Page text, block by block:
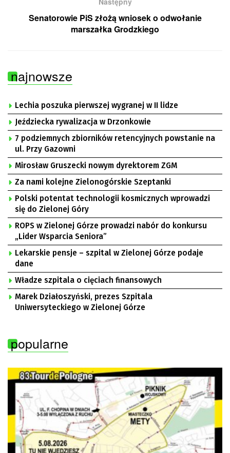
Senatorowie PiS złożą wniosek o odwołanie
marszałka Grodzkiego
najnowsze
Lechia poszuka pierwszej wygranej w II lidze
Jeździecka rywalizacja w Drzonkowie
7 podziemnych zbiorników retencyjnych powstanie na
ul. Przy Gazowni
Mirosław Gruszecki nowym dyrektorem ZGM
Za nami kolejne Zielonogórskie Szeptanki
Polski potentat technologii kosmicznych wprowadzi
się do Zielonej Góry
ROPS w Zielonej Górze prowadzi nabór do konkursu
„Lider Wsparcia Seniora”
Lekarskie pensje – szpital w Zielonej Górze podaje
dane
Władze szpitala o cięciach finansowych
Marek Działoszyński, prezes Szpitala
Uniwersyteckiego w Zielonej Górze
popularne